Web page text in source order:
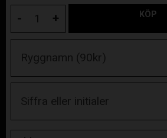
+
- KÖP